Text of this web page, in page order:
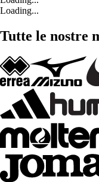
Loading...
Tutte le nostre